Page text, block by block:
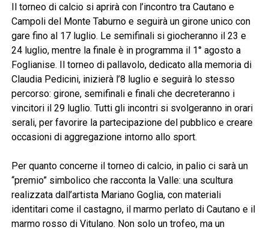
Il torneo di calcio si aprirà con l’incontro tra Cautano e
Campoli del Monte Taburno e seguirà un girone unico con
gare fino al 17 luglio. Le semifinali si giocheranno il 23 e
24 luglio, mentre la finale è in programma il 1° agosto a
Foglianise. Il torneo di pallavolo, dedicato alla memoria di
Claudia Pedicini, inizierà l’8 luglio e seguirà lo stesso
percorso: girone, semifinali e finali che decreteranno i
vincitori il 29 luglio. Tutti gli incontri si svolgeranno in orari
serali, per favorire la partecipazione del pubblico e creare
occasioni di aggregazione intorno allo sport.
Per quanto concerne il torneo di calcio, in palio ci sarà un
“premio” simbolico che racconta la Valle: una scultura
realizzata dall’artista Mariano Goglia, con materiali
identitari come il castagno, il marmo perlato di Cautano e il
marmo rosso di Vitulano. Non solo un trofeo, ma un